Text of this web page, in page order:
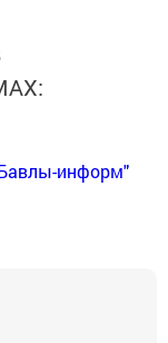
информ"